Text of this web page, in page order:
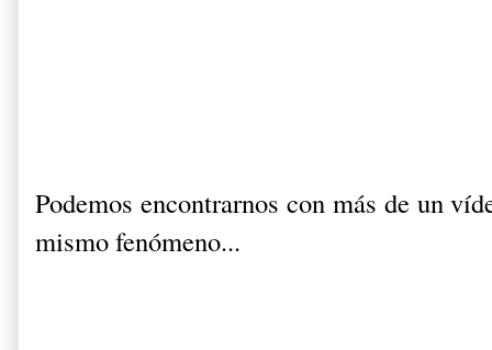
Podemos encontrarnos con más de un
mismo fenómeno...